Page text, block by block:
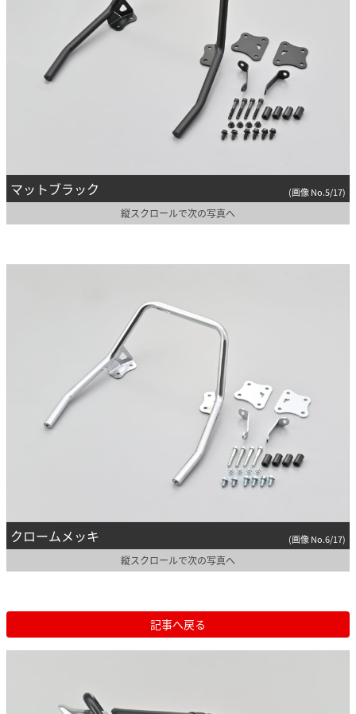
マットブラック (画像 No.5/17)
縦スクロールで次の写真へ
クロームメッキ (画像 No.6/17)
縦スクロールで次の写真へ
記事へ戻る